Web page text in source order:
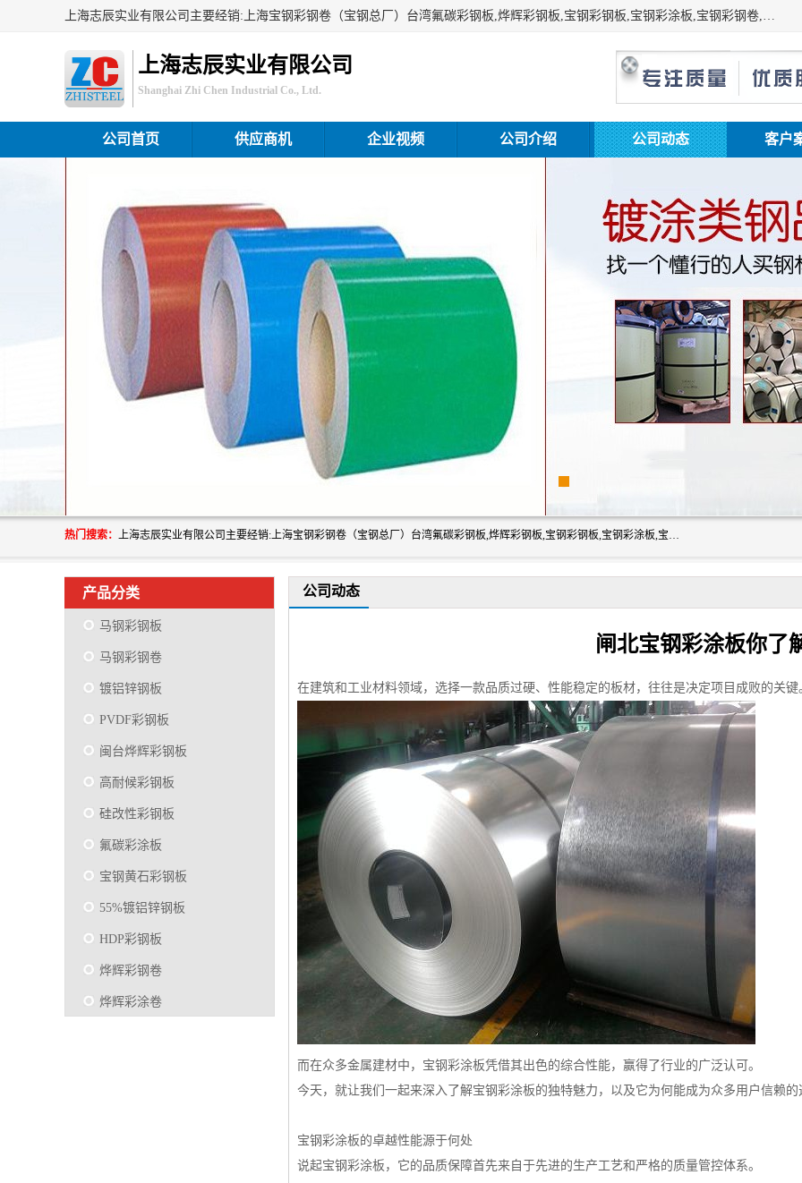
上海志辰实业有限公司主要经销:上海宝钢彩钢卷（宝钢总厂）台湾氟碳彩钢板,烨辉彩钢板,宝钢彩钢板,宝钢彩涂板,宝钢彩钢卷,马钢彩钢板,马钢彩钢卷,镀铝锌钢板,PVDF彩钢板,台湾烨辉彩钢板,高耐候彩钢板,硅改性彩钢板,规格齐全。
上海志辰实业有限公司
Shanghai Zhi Chen Industrial Co., Ltd.
公司首页 供应商机 企业视频 公司介绍 公司动态 客户
热门搜索： 上海志辰实业有限公司主要经销:上海宝钢彩钢卷（宝钢总厂）台湾氟碳彩钢板,烨辉彩钢板,宝钢彩钢板,宝钢彩涂板,宝钢彩钢卷,马钢彩钢板,马钢彩钢卷,镀铝锌钢板,PVDF彩钢板,台湾烨辉彩钢板,高耐候彩钢板,硅改性彩钢板,规格齐全。
产品分类
马钢彩钢板
马钢彩钢卷
镀铝锌钢板
PVDF彩钢板
闽台烨辉彩钢板
高耐候彩钢板
硅改性彩钢板
氟碳彩涂板
宝钢黄石彩钢板
55%镀铝锌钢板
HDP彩钢板
烨辉彩钢卷
烨辉彩涂卷
公司动态
闸北宝钢彩涂板你了
在建筑和工业材料领域，选择一款品质过硬、性能稳定的板材，往往是决定项目成败的关键
而在众多金属建材中，宝钢彩涂板凭借其出色的综合性能，赢得了行业的广泛认可。
今天，就让我们一起来深入了解宝钢彩涂板的独特魅力，以及它为何能成为众多用户信赖的
宝钢彩涂板的卓越性能源于何处
说起宝钢彩涂板，它的品质保障首先来自于先进的生产工艺和严格的质量管控体系。